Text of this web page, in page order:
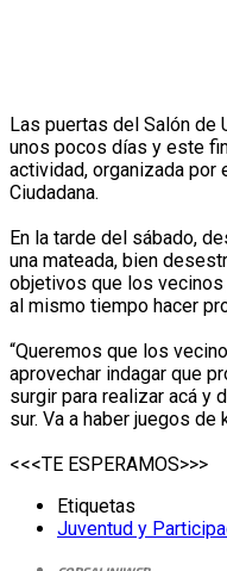
Las puertas del Salón de
unos pocos días y este
actividad, organizada por
Ciudadana.
En la tarde del sábado,
una mateada, bien
objetivos que los
al mismo tiempo hacer
“Queremos que los
aprovechar indagar que
surgir para realizar acá y
sur. Va a haber juegos
<<<TE ESPERAMOS>>>
Etiquetas
Juventud y